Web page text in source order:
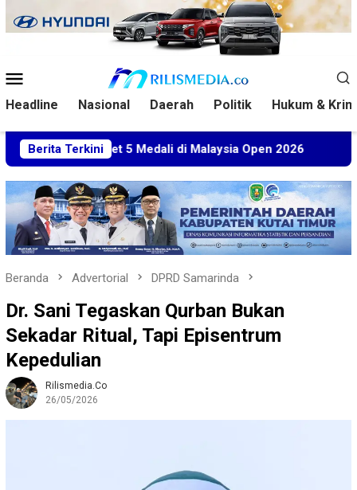
ke
Mobile
Headline Nasional Daerah Politik Hukum &
Berita Terkini
Sabet 5 Medali di Malaysia Open 2026 Kuasa Hukum
Beranda Advertorial DPRD Samarinda
Dr. Sani Tegaskan Qurban Bukan
Sekadar Ritual, Tapi Episentrum
Kepedulian
Rilismedia.co
26/05/2026